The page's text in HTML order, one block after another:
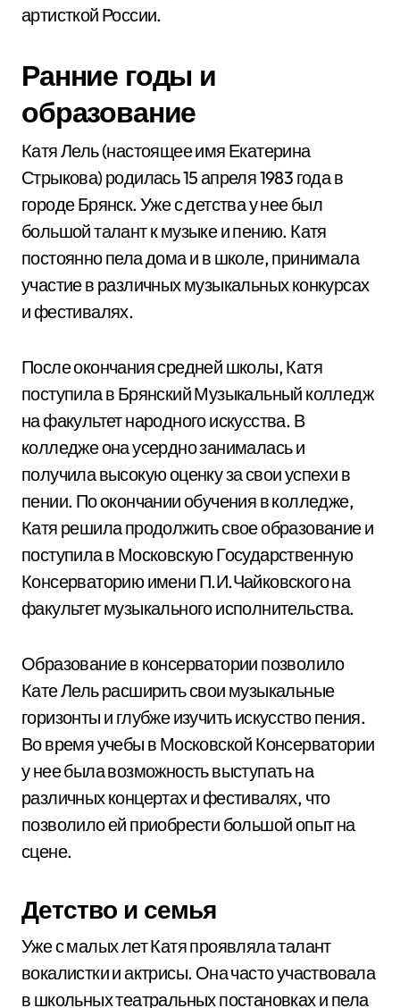
артисткой России.
Ранние годы и
образование
Катя Лель (настоящее имя Екатерина
Стрыкова) родилась 15 апреля 1983 года в
городе Брянск. Уже с детства у нее был
большой талант к музыке и пению. Катя
постоянно пела дома и в школе, принимала
участие в различных музыкальных конкурсах
и фестивалях.
После окончания средней школы, Катя
поступила в Брянский Музыкальный колледж
на факультет народного искусства. В
колледже она усердно занималась и
получила высокую оценку за свои успехи в
пении. По окончании обучения в колледже,
Катя решила продолжить свое образование и
поступила в Московскую Государственную
Консерваторию имени П.И.Чайковского на
факультет музыкального исполнительства.
Образование в консерватории позволило
Кате Лель расширить свои музыкальные
горизонты и глубже изучить искусство пения.
Во время учебы в Московской Консерватории
у нее была возможность выступать на
различных концертах и фестивалях, что
позволило ей приобрести большой опыт на
сцене.
Детство и семья
Уже с малых лет Катя проявляла талант
вокалистки и актрисы. Она часто участвовала
в школьных театральных постановках и пела